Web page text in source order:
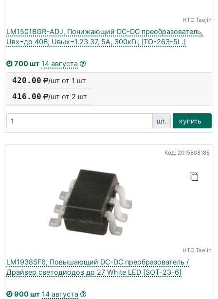
HTC Taejin
LM1501BGR-ADJ, Понижающий DC-DC преобразователь,
Uвх=до 40В, Uвых=1.23 37, 5А, 300кГц [TO-263-5L.]
700 шт 14 августа
420.00 /шт от 1 шт
416.00 /шт от 2 шт
шт. купить
Код: 2015808186
HTC Taejin
LM1938SF6, Повышающий DC-DC преобразователь /
Драйвер светодиодов до 27 White LED [SOT-23-6]
900 шт 14 августа